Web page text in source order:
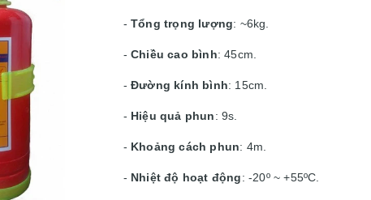
- Tổng trọng lượng: ~6kg.
- Chiều cao bình: 45cm.
- Đường kính bình: 15cm.
- Hiệu quả phun: 9s.
- Khoảng cách phun: 4m.
- Nhiệt độ hoạt động: -20º ~ +55ºC.